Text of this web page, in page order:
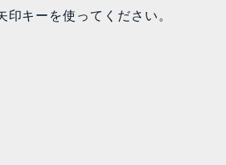
キーを使ってください。